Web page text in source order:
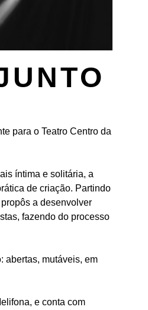
para o Teatro Centro da
íntima e solitária, a
de criação. Partindo
a desenvolver
fazendo do processo
abertas, mutáveis, em
e conta com